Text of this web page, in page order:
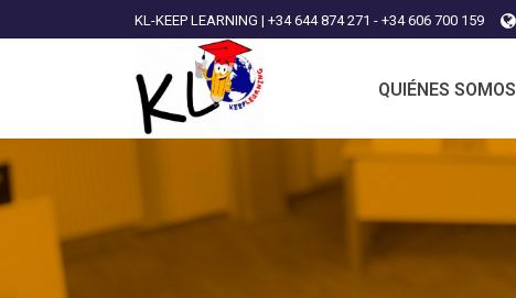
KL-KEEP LEARNING | +34 644 874 271 - +34 606 700 159
QUIÉNES SOMOS